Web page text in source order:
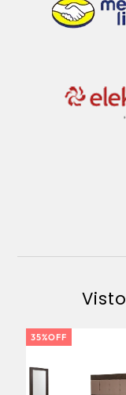
35%OFF